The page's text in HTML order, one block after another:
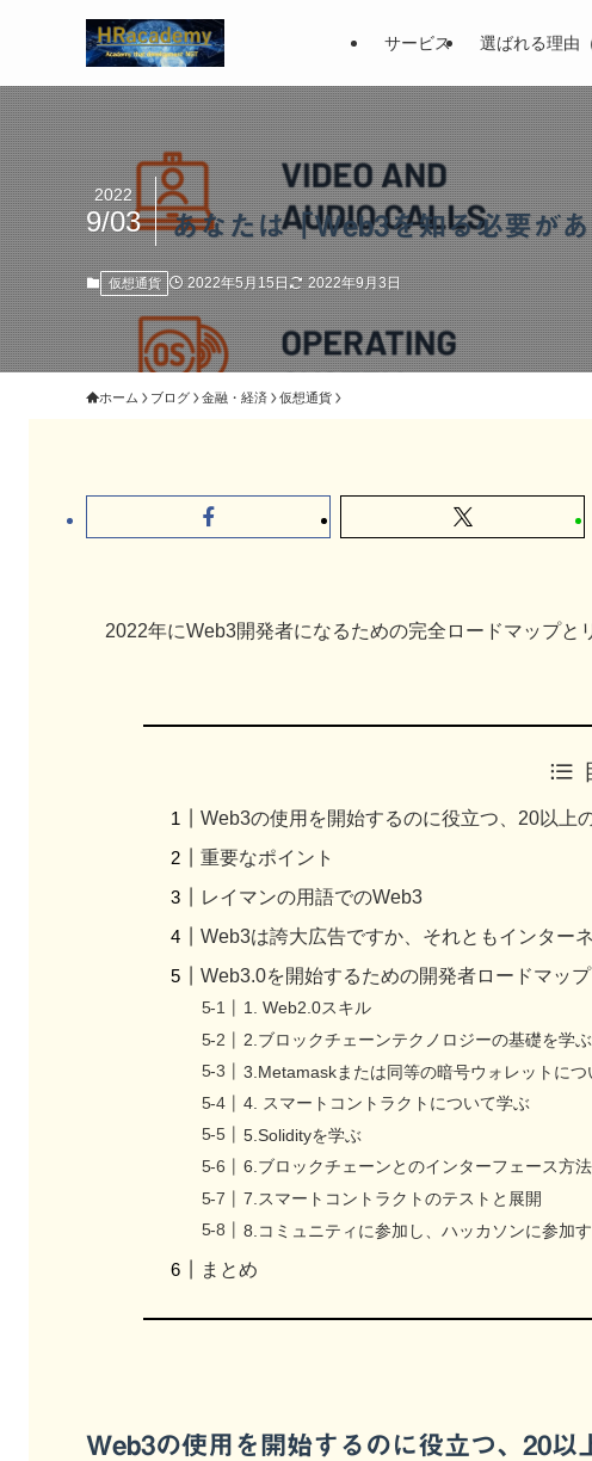
サービス 選ばれる理由
あなたは「Web3を知る必要が
2022
9/03
仮想通貨 2022年5月15日 2022年9月3日
ホーム ブログ 金融・経済 仮想通貨
2022年にWeb3開発者になるための完全ロードマップと
Web3の使用を開始するのに役立つ、20以上
重要なポイント
レイマンの用語でのWeb3
Web3は誇大広告ですか、それともインター
Web3.0を開始するための開発者ロードマップ
1. Web2.0スキル
2.ブロックチェーンテクノロジーの基礎を学ぶ
3.Metamaskまたは同等の暗号ウォレットにつ
4. スマートコントラクトについて学ぶ
5.Solidityを学ぶ
6.ブロックチェーンとのインターフェース方
7.スマートコントラクトのテストと展開
8.コミュニティに参加し、ハッカソンに参加
まとめ
Web3の使用を開始するのに役立つ、20